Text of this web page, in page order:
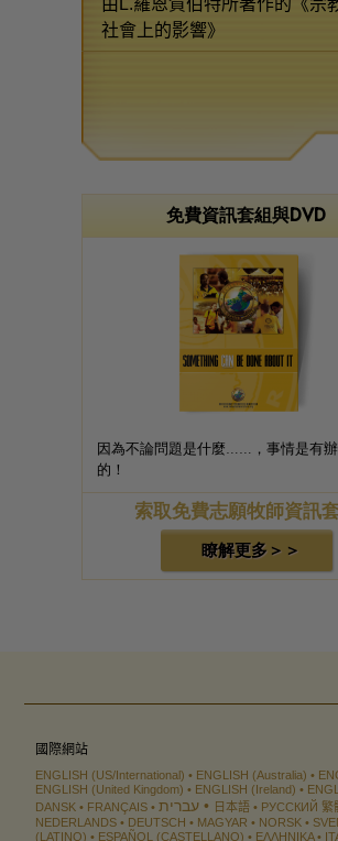
由L.羅恩賀伯特所著作的《宗
社會上的影響》
免費資訊套組與DVD
因為不論問題是什麼……，事情是有
的！
索取免費志願牧師資訊
瞭解更多＞＞
國際網站
ENGLISH (US/International) ENGLISH (Australia)
ENGLISH (United Kingdom)
ENGLISH (Ireland)
DANSK
FRANÇAIS עברית 日本語 РУССКИЙ 繁
NEDERLANDS
DEUTSCH MAGYAR NORSK
(LATINO)
ESPAÑOL (CASTELLANO) ΕΛΛΗΝΙΚA